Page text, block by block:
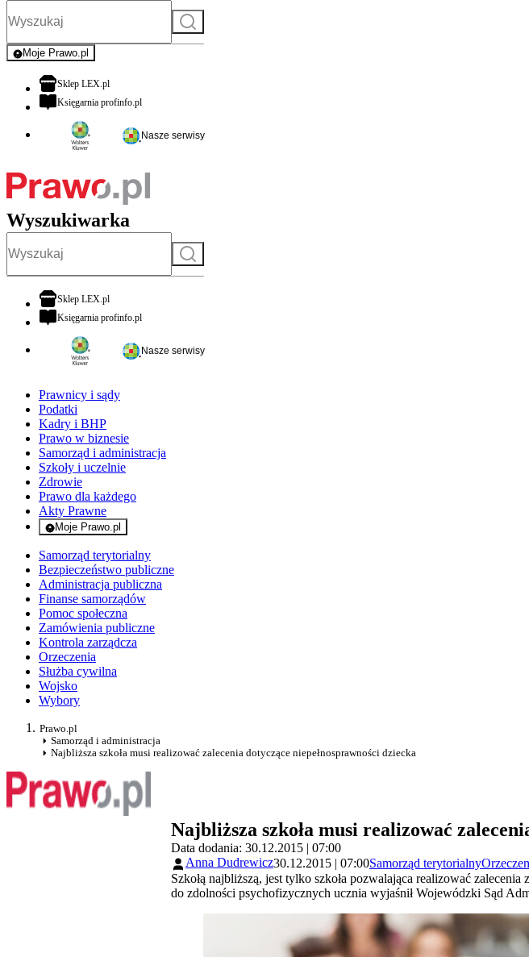
Szukaj
Moje Prawo.pl
- rejestracja i logowanie do serwisu
Sklep LEX.plotwiera się w nowej karcie
Księgarnia profinfo.plotwiera się w nowej karcie
Nasze serwisy
Wyszukiwarka
Szukaj
Sklep LEX.plotwiera się w nowej karcie
Księgarnia profinfo.plotwiera się w nowej karcie
Nasze serwisy
Prawnicy i sądy
Podatki
Kadry i BHP
Prawo w biznesie
Samorząd i administracja
Szkoły i uczelnie
Zdrowie
Prawo dla każdego
Akty Prawne
Moje Prawo.pl
- rejestracja i logowanie do serwisu
Samorząd terytorialny
Bezpieczeństwo publiczne
Administracja publiczna
Finanse samorządów
Pomoc społeczna
Zamówienia publiczne
Kontrola zarządcza
Orzeczenia
Służba cywilna
Wojsko
Wybory
Prawo.pl
Samorząd i administracja
Najbliższa szkoła musi realizować zalecenia dotyczące niepełnosprawności dziecka
Najbliższa szkoła musi realizować
Data dodania: 30.12.2015 | 07:00
Anna Dudrewicz30.12.2015 | 07:00Samorząd terytorialny
Szkołą najbliższą, jest tylko szkoła pozwalająca realizować
do zdolności psychofizycznych ucznia wyjaśnił Wojewódzki Sąd